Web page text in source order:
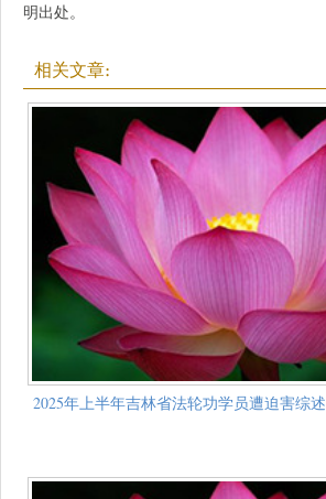
明出处。
相关文章:
2025年上半年吉林省法轮功学员遭迫害综述